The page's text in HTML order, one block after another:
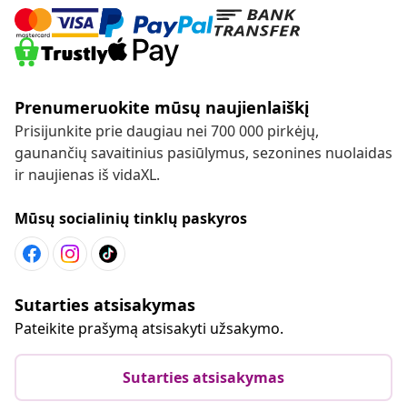
Prenumeruokite mūsų naujienlaiškį
Prisijunkite prie daugiau nei 700 000 pirkėjų,
gaunančių savaitinius pasiūlymus, sezonines nuolaidas
ir naujienas iš vidaXL.
Mūsų socialinių tinklų paskyros
Sutarties atsisakymas
Pateikite prašymą atsisakyti užsakymo.
Sutarties atsisakymas